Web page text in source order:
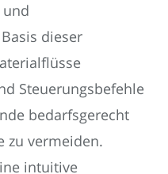
und
dieser
Steuerungsbefehle
bedarfsgerecht
zu vermeiden.
intuitive